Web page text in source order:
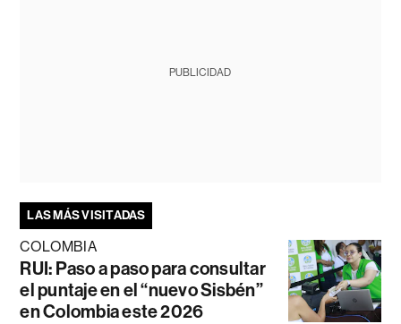
PUBLICIDAD
LAS MÁS VISITADAS
COLOMBIA
RUI: Paso a paso para consultar
el puntaje en el “nuevo Sisbén”
en Colombia este 2026